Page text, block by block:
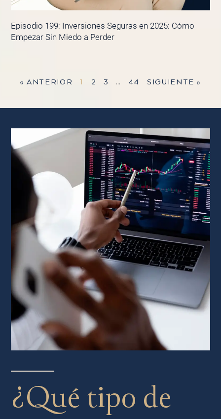
Episodio 199: Inversiones Seguras en 2025: Cómo
Empezar Sin Miedo a Perder
« ANTERIOR 1 2 3 … 44 SIGUIENTE »
¿Qué tipo de